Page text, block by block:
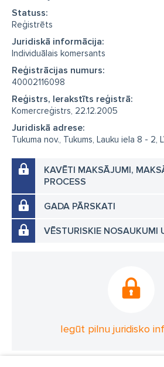
Statuss:
Reģistrēts
Juridiskā informācija:
Individuālais komersants
Reģistrācijas numurs:
40002116098
Reģistrs, Ierakstīts reģistrā:
Komercreģistrs, 22.12.2005
Juridiskā adrese:
Tukuma nov., Tukums, Lauku iela 8 - 2,
KAVĒTI MAKSĀJUMI,
PROCESS
GADA PĀRSKATI
VĒSTURISKIE NOSAUKUMI
Iegūt pilnu juridisko